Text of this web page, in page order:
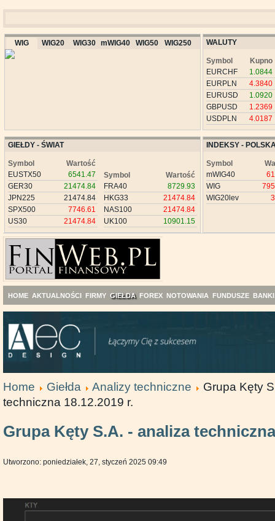
WIG WIG20 WIG30 mWIG40 WIG50 WIG250 WALUTY
Symbol
Kupno
EURCHF
1.0844
EURPLN
4.3840
EURUSD
1.0920
GBPUSD
1.2369
USDPLN
4.0187
GIEŁDY - ŚWIAT
Symbol
Wartość
EUSTX50
6541.47
GER30
21474.84
JPN225
21474.84
SPX500
7746.61
US30
21474.84
Symbol
Wartość
FRA40
8729.93
HKG33
21474.84
NAS100
21474.84
UK100
10901.15
INDEKSY -
Symbol
mWIG40
WIG
WIG20lev
HOME AKTUALNOŚCI FIRMY GIEŁDA FOREX NOTOWANIA FUNDUSZE BANKI
Home Giełda Analizy techniczne
Grupa Kęty
techniczna 18.12.2019 r.
Grupa Kęty S.A. - analiza
Utworzono: poniedziałek, 27, styczeń 2025 09:49